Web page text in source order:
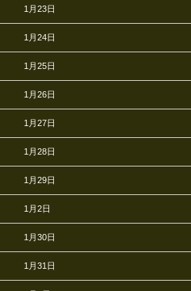
1月23日
1月24日
1月25日
1月26日
1月27日
1月28日
1月29日
1月2日
1月30日
1月31日